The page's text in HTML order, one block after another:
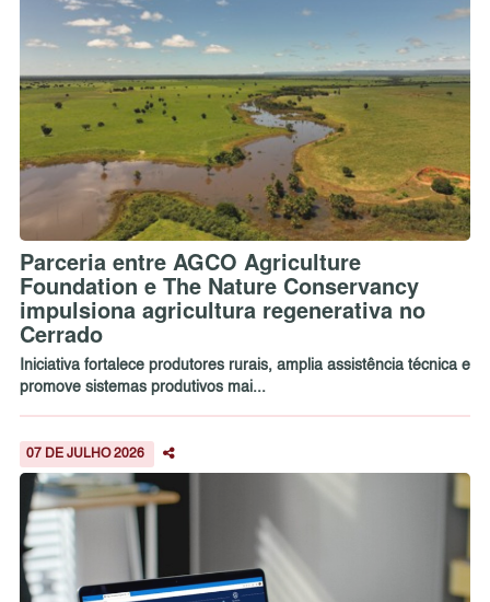
Parceria entre AGCO Agriculture
Foundation e The Nature Conservancy
impulsiona agricultura regenerativa no
Cerrado
Iniciativa fortalece produtores rurais, amplia assistência técnica e
promove sistemas produtivos mai...
07 DE JULHO 2026